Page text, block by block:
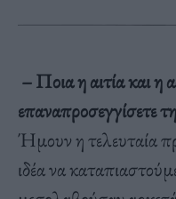
– Ποια η αιτία και η
επαναπροσεγγίσετε
Ήμουν η τελευταία
ιδέα να